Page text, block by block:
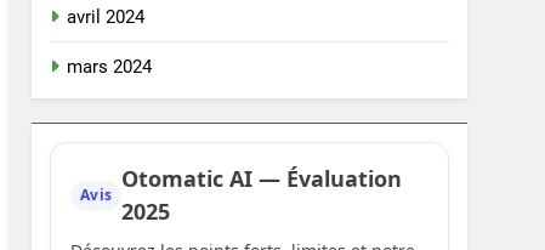
avril 2024
mars 2024
Avis
Otomatic AI — Évaluation
2025